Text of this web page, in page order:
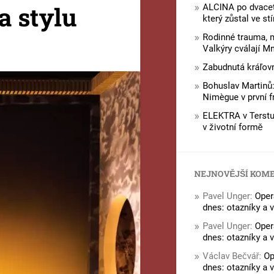
stylu
ALCINA po
který zůstal ve
Rodinné trauma,
Valkýry cválají
Zabudnutá
Bohuslav
Nimègue v první
ELEKTRA v
v životní formě
NEJNOVĚJŠÍ
Pavel Unger:
dnes: otazníky a
Pavel Unger:
dnes: otazníky a
Václav Bečvář:
dnes: otazníky a